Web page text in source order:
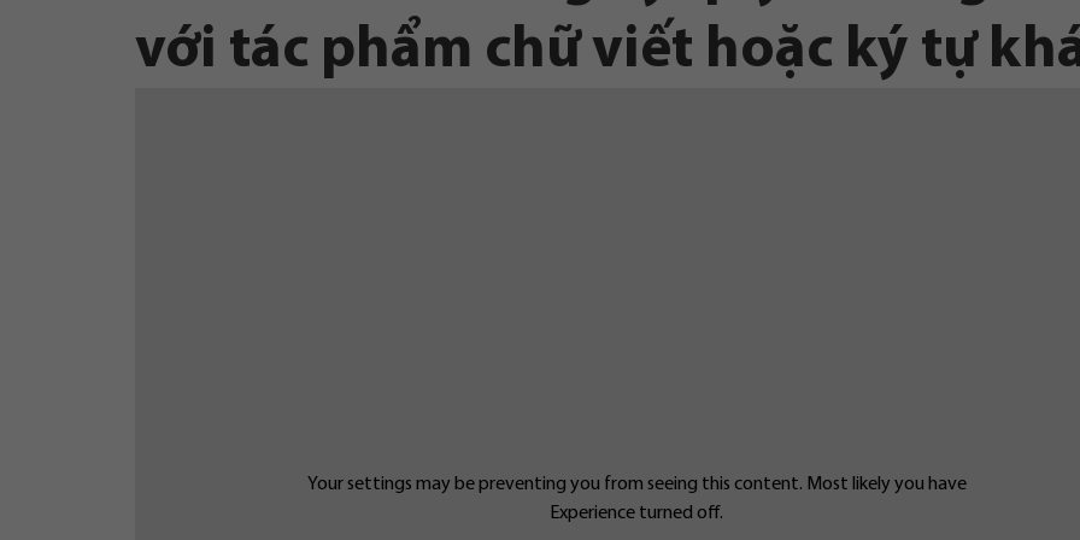
với tác phẩm chữ viết hoặc ký tự
Your settings may be preventing you from seeing this content. Most likely you have
Experience turned off.